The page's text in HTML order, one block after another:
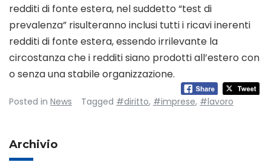
redditi di fonte estera, nel suddetto “test di
prevalenza” risulteranno inclusi tutti i ricavi inerenti
redditi di fonte estera, essendo irrilevante la
circostanza che i redditi siano prodotti all’estero con
o senza una stabile organizzazione.
Posted in News Tagged #diritto, #imprese, #lavoro
Archivio